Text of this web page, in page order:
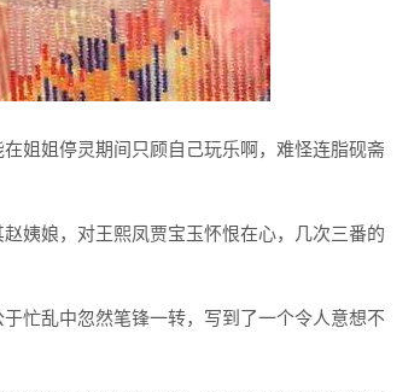
姐姐停灵期间只顾自己玩乐啊，难怪连脂砚斋
姨娘，对王熙凤贾宝玉怀恨在心，几次三番的
忙乱中忽然笔锋一转，写到了一个令人意想不